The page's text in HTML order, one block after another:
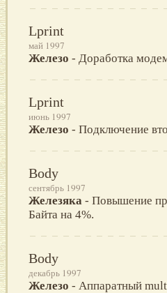
Lprint
май 1997
Железо - Доработка
Lprint
июнь 1997
Железо - Подключение
Body
сентябрь 1997
Железяка - Повышение
Байта на 4%.
Body
декабрь 1997
Железо - Аппаратный